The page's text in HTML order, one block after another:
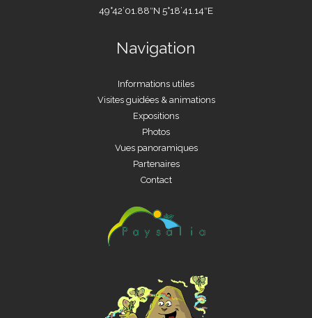
49°42’01.88″N 5°18’41.14″E
Navigation
Informations utiles
Visites guidées & animations
Expositions
Photos
Vues panoramiques
Partenaires
Contact